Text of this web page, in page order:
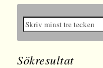
Sökresultat